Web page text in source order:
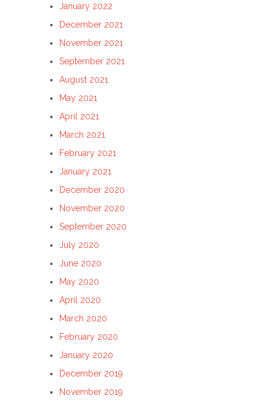
January 2022
December 2021
November 2021
September 2021
August 2021
May 2021
April 2021
March 2021
February 2021
January 2021
December 2020
November 2020
September 2020
July 2020
June 2020
May 2020
April 2020
March 2020
February 2020
January 2020
December 2019
November 2019